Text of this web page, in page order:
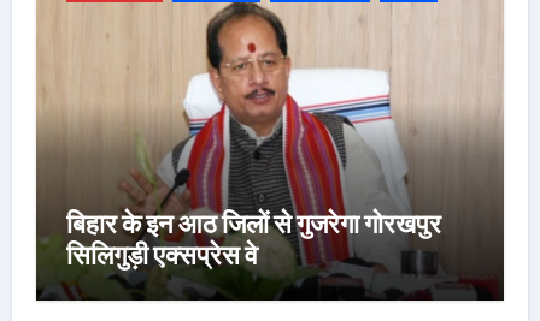
बिहार के इन आठ जिलों से गुजरेगा गोरखपुर
सिलिगुड़ी एक्सप्रेस वे